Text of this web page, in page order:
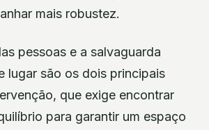
mais robustez.
pessoas e a salvaguarda
lugar são os dois principais
que exige encontrar
para garantir um espaço